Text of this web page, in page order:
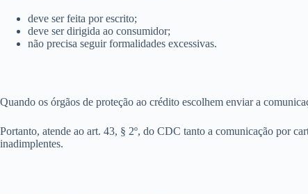
deve ser feita por escrito;
deve ser dirigida ao consumidor;
não precisa seguir formalidades excessivas.
Quando os órgãos de proteção ao crédito escolhem enviar a
Portanto, atende ao art. 43, § 2º, do CDC tanto a comunicação por
inadimplentes.